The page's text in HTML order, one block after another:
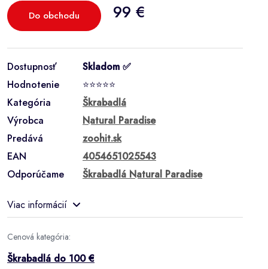
Do obchodu 99 €
Dostupnosť
Skladom ✅
Hodnotenie
⭐⭐⭐⭐⭐
Kategória
Škrabadlá
Výrobca
Natural Paradise
Predává
zoohit.sk
EAN
4054651025543
Odporúčame
Škrabadlá Natural Paradise
Viac informácií
Cenová kategória:
Škrabadlá do 100 €